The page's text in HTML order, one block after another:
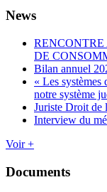
News
DE
Bilan annuel
« Les systèmes
notre système
Juriste Droit de
Interview du
Voir +
Documents